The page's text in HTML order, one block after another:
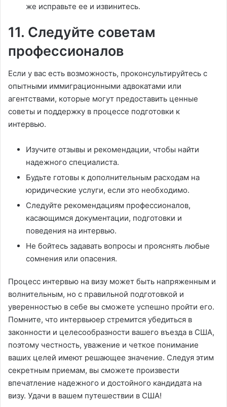
же исправьте ее и извинитесь.
11. Следуйте советам
профессионалов
Если у вас есть возможность, проконсультируйтесь с
опытными иммиграционными адвокатами или
агентствами, которые могут предоставить ценные
советы и поддержку в процессе подготовки к
интервью.
Изучите отзывы и рекомендации, чтобы найти
надежного специалиста.
Будьте готовы к дополнительным расходам на
юридические услуги, если это необходимо.
Следуйте рекомендациям профессионалов,
касающимся документации, подготовки и
поведения на интервью.
Не бойтесь задавать вопросы и прояснять любые
сомнения или опасения.
Процесс интервью на визу может быть напряженным и
волнительным, но с правильной подготовкой и
уверенностью в себе вы сможете успешно пройти его.
Помните, что интервьюер стремится убедиться в
законности и целесообразности вашего въезда в США,
поэтому честность, уважение и четкое понимание
ваших целей имеют решающее значение. Следуя этим
секретным приемам, вы сможете произвести
впечатление надежного и достойного кандидата на
визу. Удачи в вашем путешествии в США!